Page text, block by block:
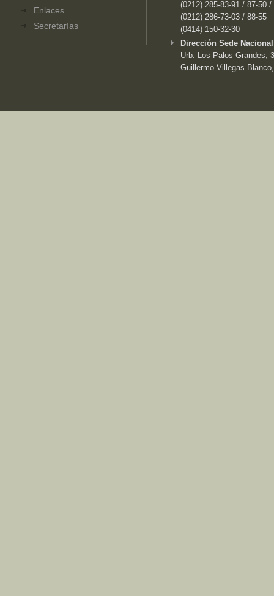
Enlaces
Secretarías
(0212) 285-83-91 / 87-50 /
(0212) 286-73-03 / 88-55
(0414) 150-32-30
Dirección Sede
Urb. Los Palos Grandes,
Guillermo Villegas